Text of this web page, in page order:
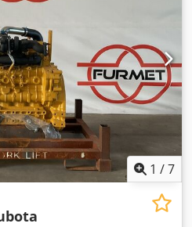
17.380,00 € Teklifimizi
göre uyarlamak
geçin (Sn. Enchev).
Hatalar olabilir
memnuniyetle alıyoruz.
mümkündür. GOLEC
diller: Almanca,
Rusça, Bulgarca.
.
1 /7